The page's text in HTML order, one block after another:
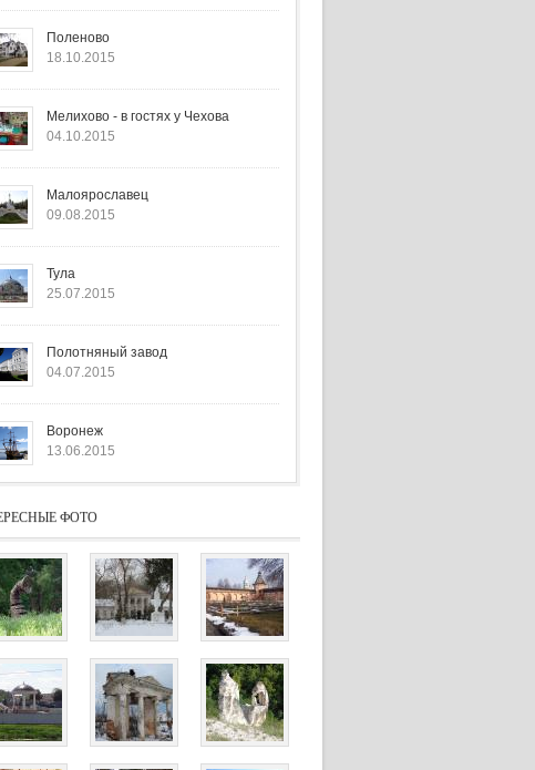
Поленово
18.10.2015
Мелихово - в гостях у Чехова
04.10.2015
Малоярославец
09.08.2015
Тула
25.07.2015
Полотняный завод
04.07.2015
Воронеж
13.06.2015
ФОТО